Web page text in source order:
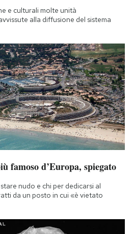
e culturali molte unità
alla diffusione del sistema
famoso d’Europa, spiegato
nudo e chi per dedicarsi al
da un posto in cui «è vietato